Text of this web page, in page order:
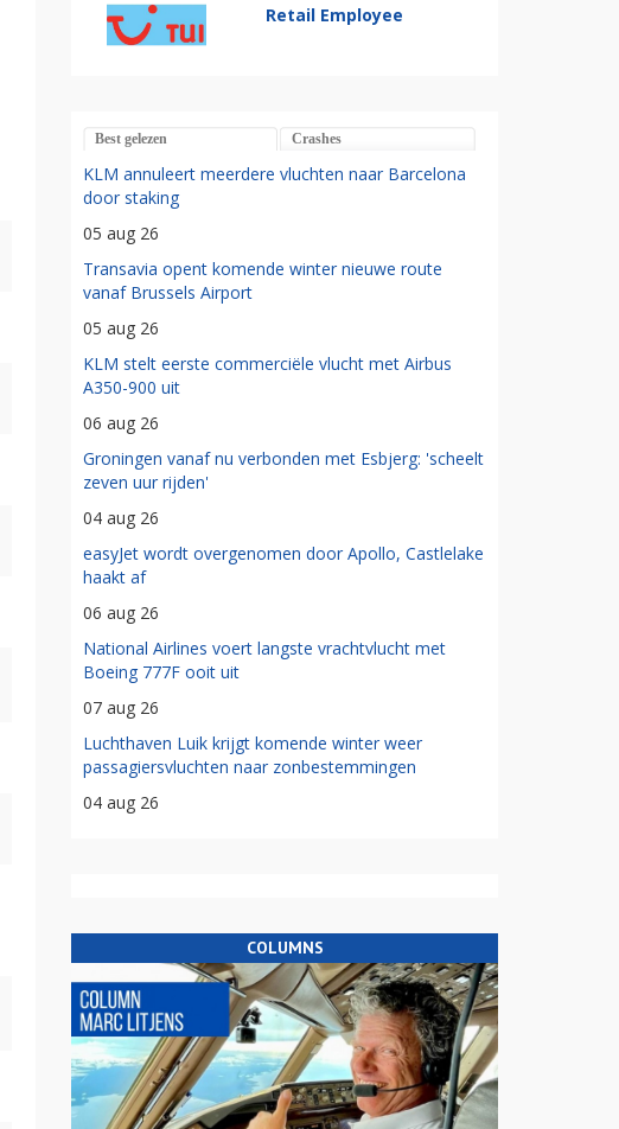
Retail Employee
Best gelezen Crashes
KLM annuleert meerdere vluchten naar Barcelona
door staking
05 aug 26
Transavia opent komende winter nieuwe route
vanaf Brussels Airport
05 aug 26
KLM stelt eerste commerciële vlucht met Airbus
A350-900 uit
06 aug 26
Groningen vanaf nu verbonden met Esbjerg: 'scheelt
zeven uur rijden'
04 aug 26
easyJet wordt overgenomen door Apollo, Castlelake
haakt af
06 aug 26
National Airlines voert langste vrachtvlucht met
Boeing 777F ooit uit
07 aug 26
Luchthaven Luik krijgt komende winter weer
passagiersvluchten naar zonbestemmingen
04 aug 26
COLUMNS